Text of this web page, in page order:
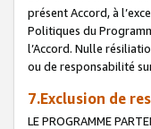
présent Accord, à
Politiques du
l’Accord. Nulle
ou de responsabilité
7.Exclusion de
LE PROGRAMME